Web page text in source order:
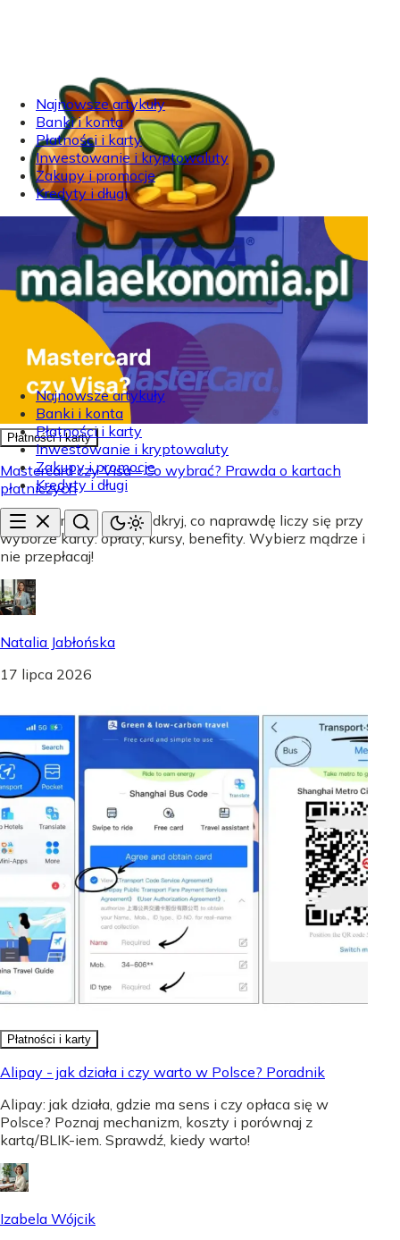
Najnowsze artykuły
Banki i konta
Płatności i karty
Inwestowanie i kryptowaluty
Zakupy i promocje
Kredyty i długi
Najnowsze artykuły
Banki i konta
Płatności i karty
Inwestowanie i kryptowaluty
Zakupy i promocje
Kredyty i długi
Płatności i karty
Mastercard czy Visa - Co wybrać? Prawda o kartach
płatniczych
Mastercard czy Visa? Odkryj, co naprawdę liczy się przy
wyborze karty: opłaty, kursy, benefity. Wybierz mądrze i
nie przepłacaj!
Natalia Jabłońska
17 lipca 2026
Płatności i karty
Alipay - jak działa i czy warto w Polsce? Poradnik
Alipay: jak działa, gdzie ma sens i czy opłaca się w
Polsce? Poznaj mechanizm, koszty i porównaj z
kartą/BLIK-iem. Sprawdź, kiedy warto!
Izabela Wójcik